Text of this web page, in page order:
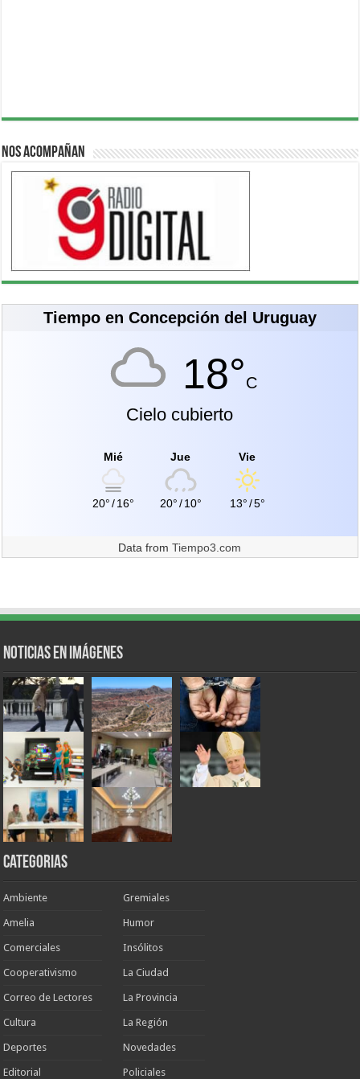
Nos acompañan
Tiempo en Concepción del Uruguay
18°C
Cielo cubierto
Mié
20°/16°
Jue
20°/10°
Vie
13°/5°
Data fromTiempo3.com
Noticias en Imágenes
Categorias
Ambiente
Amelia
Comerciales
Cooperativismo
Correo de Lectores
Cultura
Deportes
Editorial
Gremiales
Humor
Insólitos
La Ciudad
La Provincia
La Región
Novedades
Policiales